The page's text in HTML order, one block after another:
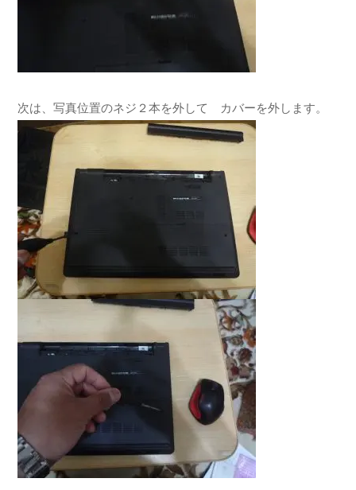
次は、写真位置のネジ２本を外して カバーを外します。